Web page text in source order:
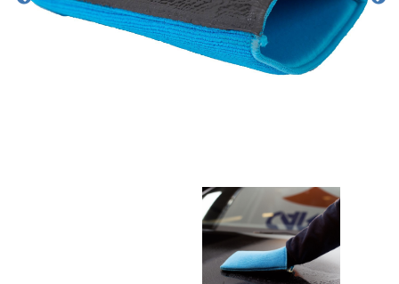
Aller au panier